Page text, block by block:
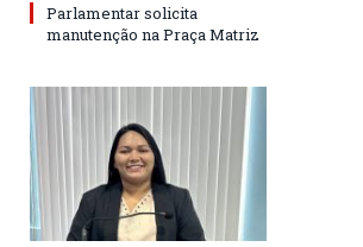
Parlamentar solicita
manutenção na Praça Matriz